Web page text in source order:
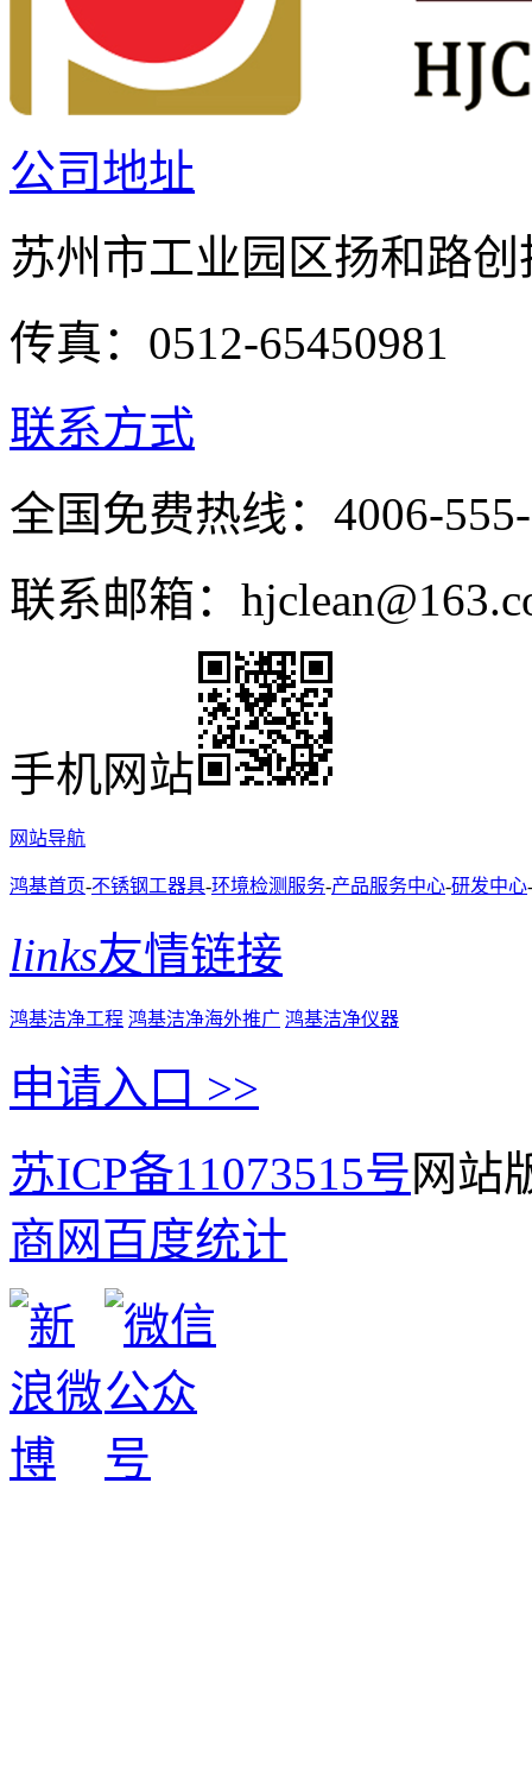
公司地址
苏州市工业园区扬和路
传真：0512-65450981
联系方式
全国免费热线：4006-
联系邮箱：
手机网站
网站导航
鸿基首页-不锈钢工器具-环境检测服务-产品服务中心-研发中心-
links友情链接
鸿基洁净工程 鸿基洁净海外推广 鸿基洁净仪器
申请入口 >>
苏ICP备11073515号网站
商网百度统计